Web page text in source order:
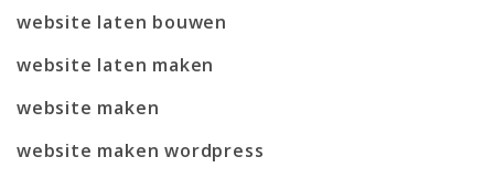
website laten bouwen
website laten maken
website maken
website maken wordpress